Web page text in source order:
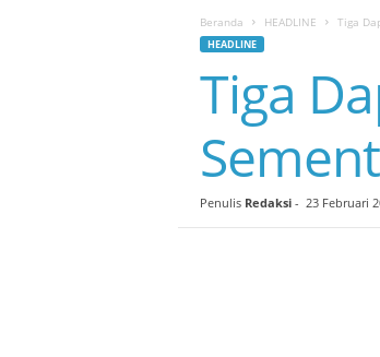
Beranda HEADLINE Tiga
HEADLINE
Tiga
Penulis Redaksi- 23 Februari